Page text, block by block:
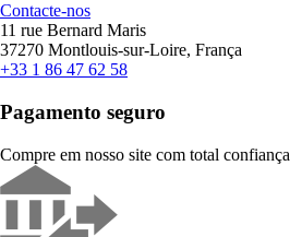
Contacte-nos
11 rue Bernard Maris
37270 Montlouis-sur-Loire, França
+33 1 86 47 62 58
Pagamento seguro
Compre em nosso site com total confiança